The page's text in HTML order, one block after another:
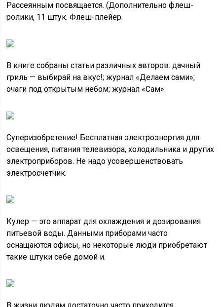
Рассеянным посвящается. (Дополнительно флеш-
ролики, 11 штук. Флеш-плейер.
В книге собраны статьи различных авторов: дачный
гриль — выбирай на вкус!; журнал «Делаем сами»;
очаги под открытым небом; журнал «Сам».
Суперизобретение! Бесплатная электроэнергия для
освещения, питания телевизора, холодильника и других
электроприборов. Не надо усовершенствовать
электросчетчик.
Кулер — это аппарат для охлаждения и дозирования
питьевой воды. Данными приборами часто
оснащаются офисы, но некоторые люди приобретают
такие штуки себе домой и.